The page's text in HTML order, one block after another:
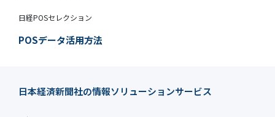
日経POSセレクション
POSデータ活用方法
日本経済新聞社の情報ソリューションサービス